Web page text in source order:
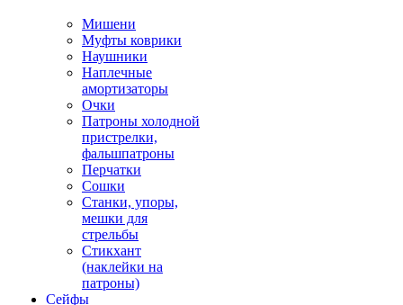
Мишени
Муфты коврики
Наушники
Наплечные
амортизаторы
Очки
Патроны холодной
пристрелки,
фальшпатроны
Перчатки
Сошки
Станки, упоры,
мешки для
стрельбы
Стикхант
(наклейки на
патроны)
Сейфы